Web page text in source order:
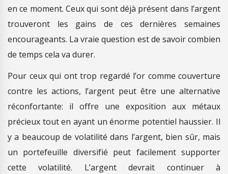
en ce moment. Ceux qui sont déjà présent dans l’argent
trouveront les gains de ces dernières semaines
encourageants. La vraie question est de savoir combien
de temps cela va durer.
Pour ceux qui ont trop regardé l’or comme couverture
contre les actions, l’argent peut être une alternative
réconfortante: il offre une exposition aux métaux
précieux tout en ayant un énorme potentiel haussier. Il
y a beaucoup de volatilité dans l’argent, bien sûr, mais
un portefeuille diversifié peut facilement supporter
cette volatilité. L’argent devrait continuer à